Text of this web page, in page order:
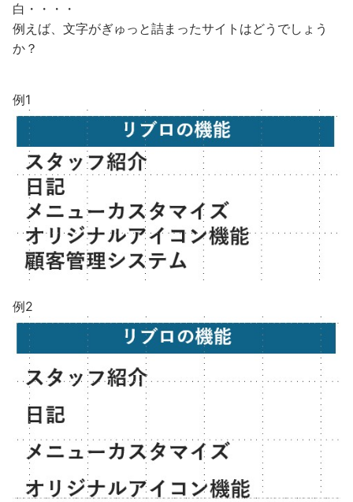
白・・・・
例えば、文字がぎゅっと詰まったサイトはどうでしょう
か？
例1
例2